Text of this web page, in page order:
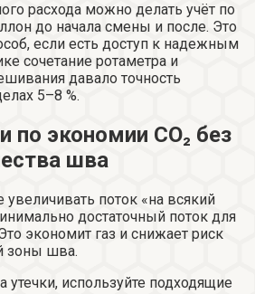
расхода можно делать учёт по
до начала смены и после. Это
если есть доступ к надежным
сочетание ротаметра и
давало точность
5–8 %.
по экономии CO₂ без
шва
поток «на всякий
достаточный поток для
экономит газ и снижает риск
зоны шва.
утечки, используйте подходящие